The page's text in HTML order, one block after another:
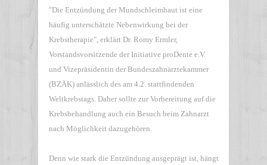
"Die Entzündung der Mundschleimhaut ist eine
häufig unterschätzte Nebenwirkung bei der
Krebstherapie", erklärt Dr. Romy Ermler,
Vorstandsvorsitzende der Initiative proDente e.V.
und Vizepräsidentin der Bundeszahnärztekammer
(BZÄK) anlässlich des am 4.2. stattfindenden
Weltkrebstags. Daher sollte zur Vorbereitung auf die
Krebsbehandlung auch ein Besuch beim Zahnarzt
nach Möglichkeit dazugehören.
Denn wie stark die Entzündung ausgeprägt ist, hängt